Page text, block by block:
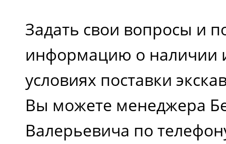
Задать свои вопросы и
информацию о наличии
условиях поставки
Вы можете менеджера
Валерьевича по